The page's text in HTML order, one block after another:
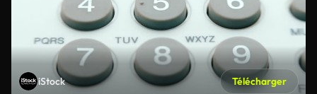
iStock Télécharger